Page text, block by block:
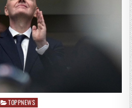
Posted
TOPPNEWS